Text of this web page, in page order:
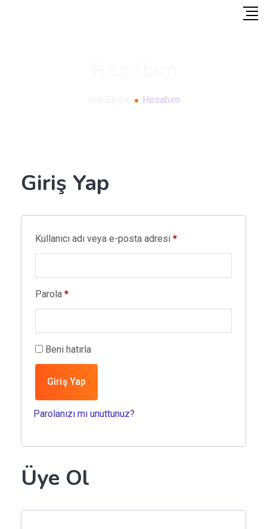
Hesabım
Giriş Yap
Kullanıcı adı veya e-posta adresi *Gerekli
Parola *Gerekli
Beni hatırla
Giriş Yap
Parolanızı mı unuttunuz?
Üye Ol